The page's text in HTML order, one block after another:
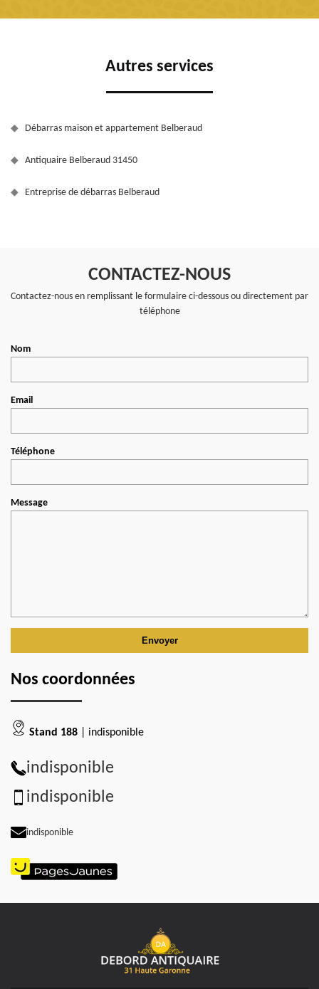
Autres services
Débarras maison et appartement Belberaud
Antiquaire Belberaud 31450
Entreprise de débarras Belberaud
CONTACTEZ-NOUS
Contactez-nous en remplissant le formulaire ci-dessous ou directement par
téléphone
Nom
Email
Téléphone
Message
Nos coordonnées
Stand 188 | indisponible
indisponible
indisponible
indisponible